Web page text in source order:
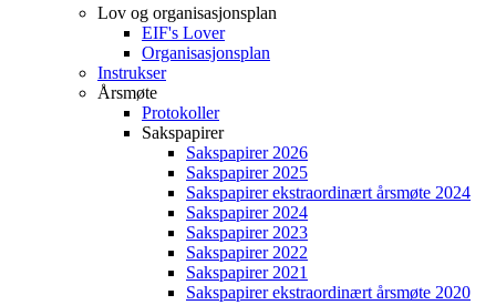
Lov og organisasjonsplan
EIF's Lover
Organisasjonsplan
Instrukser
Årsmøte
Protokoller
Sakspapirer
Sakspapirer 2026
Sakspapirer 2025
Sakspapirer ekstraordinært årsmøte 2024
Sakspapirer 2024
Sakspapirer 2023
Sakspapirer 2022
Sakspapirer 2021
Sakspapirer ekstraordinært årsmøte 2020